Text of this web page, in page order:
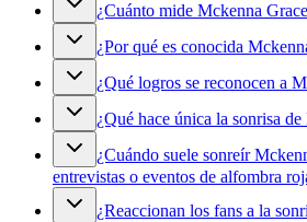
¿Cuánto mide Mckenna
¿Por qué es conocida
¿Qué logros se reconocen a
¿Qué hace única la sonrisa
¿Cuándo suele sonreír
entrevistas o eventos de alfombra
¿Reaccionan los fans a la